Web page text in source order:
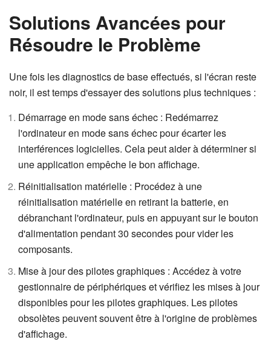
Solutions Avancées pour
Résoudre le Problème
Une fois les diagnostics de base effectués, si l'écran reste
noir, il est temps d'essayer des solutions plus techniques :
Démarrage en mode sans échec : Redémarrez
l'ordinateur en mode sans échec pour écarter les
interférences logicielles. Cela peut aider à déterminer si
une application empêche le bon affichage.
Réinitialisation matérielle : Procédez à une
réinitialisation matérielle en retirant la batterie, en
débranchant l'ordinateur, puis en appuyant sur le bouton
d'alimentation pendant 30 secondes pour vider les
composants.
Mise à jour des pilotes graphiques : Accédez à votre
gestionnaire de périphériques et vérifiez les mises à jour
disponibles pour les pilotes graphiques. Les pilotes
obsolètes peuvent souvent être à l'origine de problèmes
d'affichage.